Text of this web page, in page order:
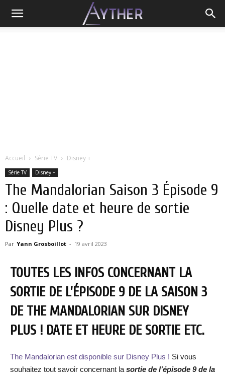
Accueil Série TV Disney +
Série TV Disney +
The Mandalorian Saison 3 Épisode 9
: Quelle date et heure de sortie
Disney Plus ?
Par Yann Grosboillot - 19 avril 2023
TOUTES LES INFOS CONCERNANT LA
SORTIE DE L’ÉPISODE 9 DE LA SAISON 3
DE THE MANDALORIAN SUR DISNEY
PLUS ! DATE ET HEURE DE SORTIE ETC.
The Mandalorian est disponible sur Disney Plus ! Si vous
souhaitez tout savoir concernant la sortie de l’épisode 9 de la